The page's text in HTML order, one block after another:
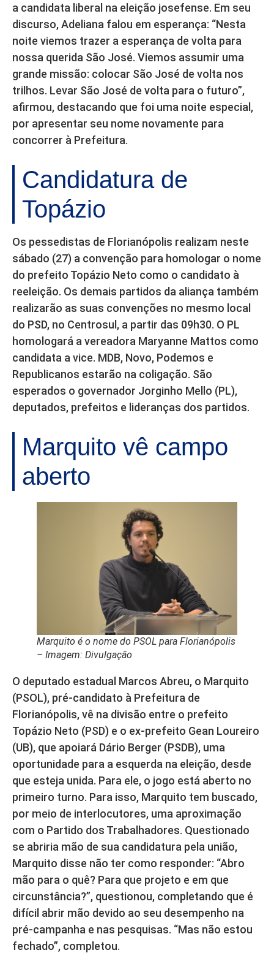
a candidata liberal na eleição josefense. Em seu
discurso, Adeliana falou em esperança: “Nesta
noite viemos trazer a esperança de volta para
nossa querida São José. Viemos assumir uma
grande missão: colocar São José de volta nos
trilhos. Levar São José de volta para o futuro”,
afirmou, destacando que foi uma noite especial,
por apresentar seu nome novamente para
concorrer à Prefeitura.
Candidatura de
Topázio
Os pessedistas de Florianópolis realizam neste
sábado (27) a convenção para homologar o nome
do prefeito Topázio Neto como o candidato à
reeleição. Os demais partidos da aliança também
realizarão as suas convenções no mesmo local
do PSD, no Centrosul, a partir das 09h30. O PL
homologará a vereadora Maryanne Mattos como
candidata a vice. MDB, Novo, Podemos e
Republicanos estarão na coligação. São
esperados o governador Jorginho Mello (PL),
deputados, prefeitos e lideranças dos partidos.
Marquito vê campo
aberto
Marquito é o nome do PSOL para Florianópolis
– Imagem: Divulgação
O deputado estadual Marcos Abreu, o Marquito
(PSOL), pré-candidato à Prefeitura de
Florianópolis, vê na divisão entre o prefeito
Topázio Neto (PSD) e o ex-prefeito Gean Loureiro
(UB), que apoiará Dário Berger (PSDB), uma
oportunidade para a esquerda na eleição, desde
que esteja unida. Para ele, o jogo está aberto no
primeiro turno. Para isso, Marquito tem buscado,
por meio de interlocutores, uma aproximação
com o Partido dos Trabalhadores. Questionado
se abriria mão de sua candidatura pela união,
Marquito disse não ter como responder: “Abro
mão para o quê? Para que projeto e em que
circunstância?”, questionou, completando que é
difícil abrir mão devido ao seu desempenho na
pré-campanha e nas pesquisas. “Mas não estou
fechado”, completou.